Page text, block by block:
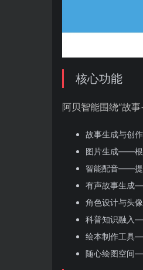
核心功能
阿贝智能围绕“故
故事生成与创
图片生成——根
智能配音——提
有声故事生成
角色设计与头
科普知识融入
绘本制作工具
随心绘图空间